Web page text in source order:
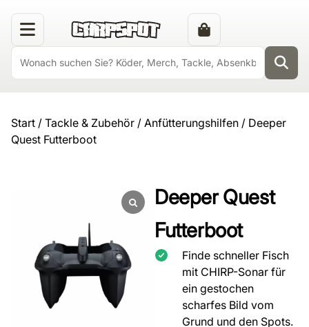
Start / Tackle & Zubehör / Anfütterungshilfen / Deeper
Quest Futterboot
Deeper Quest
Futterboot
Finde schneller Fisch
mit CHIRP-Sonar für
ein gestochen
scharfes Bild vom
Grund und den Spots.